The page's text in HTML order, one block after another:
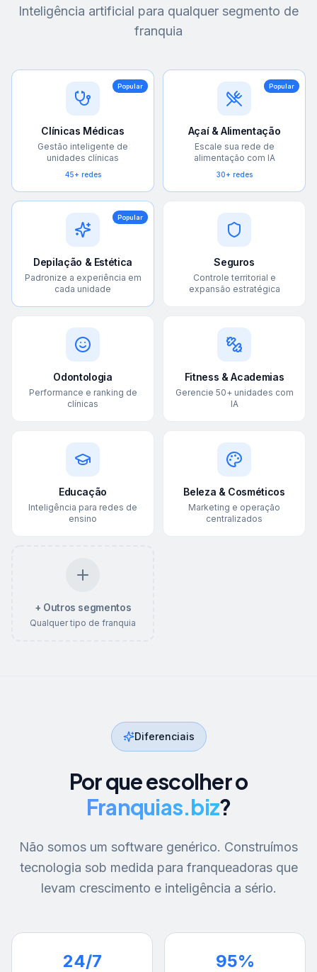
Inteligência artificial para qualquer segmento de
franquia
Popular
Clínicas Médicas
Gestão inteligente de
unidades clínicas
45+ redes
Popular
Açaí & Alimentação
Escale sua rede de
alimentação com IA
30+ redes
Popular
Depilação & Estética
Padronize a experiência em
cada unidade
Seguros
Controle territorial e
expansão estratégica
Odontologia
Performance e ranking de
clínicas
Fitness & Academias
Gerencie 50+ unidades com
IA
Educação
Inteligência para redes de
ensino
Beleza & Cosméticos
Marketing e operação
centralizados
+ Outros segmentos
Qualquer tipo de franquia
Diferenciais
Por que escolher o
Franquias.biz?
Não somos um software genérico. Construímos
tecnologia sob medida para franqueadoras que
levam crescimento e inteligência a sério.
24/7 95%